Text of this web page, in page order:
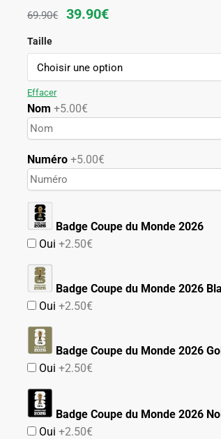
69.90€
Le
initial
était :
39.90€Le
actuel
est :
Taille
Effacer
Nom +5.00€
Numéro+5.00€
Badge Coupe du Monde 2026
Oui+2.50€
Badge Coupe du Monde 2026
Oui+2.50€
Badge Coupe du Monde 2026
Oui+2.50€
Badge Coupe du Monde 2026
Oui+2.50€